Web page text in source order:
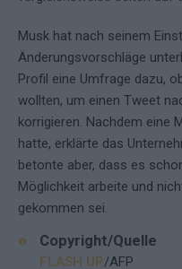
Musk hat nach seinem
Änderungsvorschläge
Profil eine Umfrage dazu,
wollten, um einen Tweet
korrigieren. Nachdem eine
hatte, erklärte das
betonte aber, dass es
Möglichkeit arbeite und
gekommen sei.
Copyright/Quelle
FLASH UP/AFP